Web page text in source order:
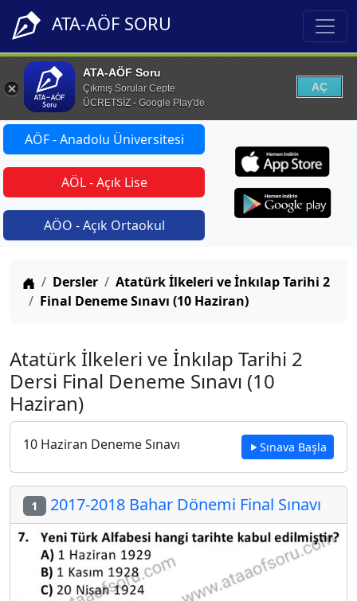
ATA-AÖF SORU
ATA-AÖF Soru
Çıkmış Sorular Cepte
ÜCRETSİZ - Google Play'de
AÇ
AÖF - Anadolu Üniversitesi
AÖL - Açık Lise
AÖO - Açık Ortaokul
Anasayfa
Dersler
Atatürk İlkeleri ve İnkılap Tarihi 2
Final Deneme Sınavı (10 Haziran)
Atatürk İlkeleri ve İnkılap Tarihi 2
Dersi Final Deneme Sınavı (10
Haziran)
10 Haziran Deneme Sınavı Sınava Başla
1 2017-2018 Bahar Dönemi Final Sınavı